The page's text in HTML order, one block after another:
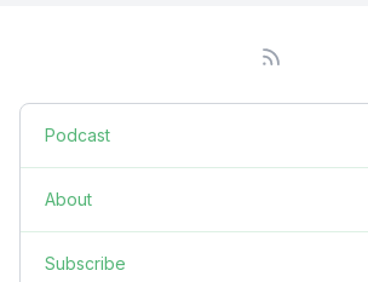
Podcast
About
Subscribe